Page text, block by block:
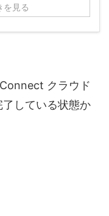
を見る
クラウド
している状態か